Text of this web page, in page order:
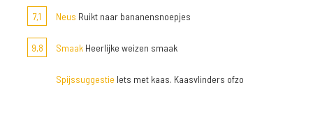
7,1 Neus Ruikt naar bananensnoepjes
9,8 Smaak Heerlijke weizen smaak
Spijssuggestie Iets met kaas. Kaasvlinders ofzo